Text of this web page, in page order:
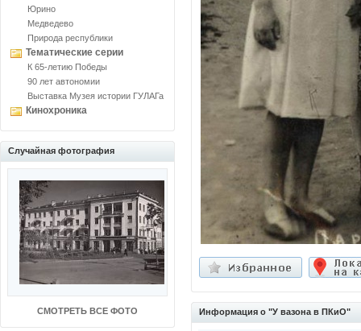
Юрино
Медведево
Природа республики
Тематические серии
К 65-летию Победы
90 лет автономии
Выставка Музея истории ГУЛАГа
Кинохроника
Случайная фотография
СМОТРЕТЬ ВСЕ ФОТО Информация о "У вазона в ПКиО"